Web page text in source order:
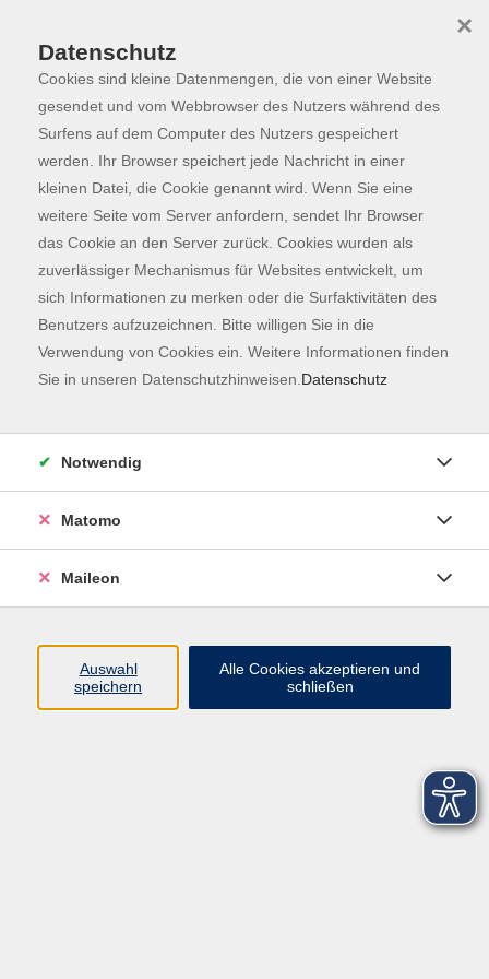
Skip to main content
Programm
Der Kurs konnte nicht gefunden werden.
Kontaktformular
Impressum
AGB
Datenschutzerklärung
Datenschutz
Cookies sind kleine Datenmengen, die von einer Website
gesendet und vom Webbrowser des Nutzers während des
Surfens auf dem Computer des Nutzers gespeichert
werden. Ihr Browser speichert jede Nachricht in einer
kleinen Datei, die Cookie genannt wird. Wenn Sie eine
weitere Seite vom Server anfordern, sendet Ihr Browser
das Cookie an den Server zurück. Cookies wurden als
zuverlässiger Mechanismus für Websites entwickelt, um
sich Informationen zu merken oder die Surfaktivitäten des
Benutzers aufzuzeichnen. Bitte willigen Sie in die
Verwendung von Cookies ein. Weitere Informationen finden
Sie in unseren Datenschutzhinweisen. Datenschutz
×
Notwendig
Matomo
Maileon
Auswahl
speichern
Alle Cookies akzeptieren und
schließen